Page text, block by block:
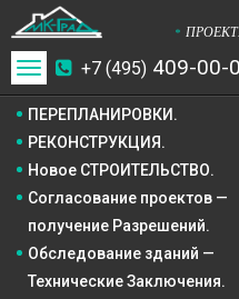
*
+7 (495) 409-00-
Toggle
navigation
ПЕРЕПЛАНИРОВКИ.
РЕКОНСТРУКЦИЯ.
Новое СТРОИТЕЛЬСТВО.
Согласование проектов —
получение Разрешений.
Обследование зданий —
Технические Заключения.